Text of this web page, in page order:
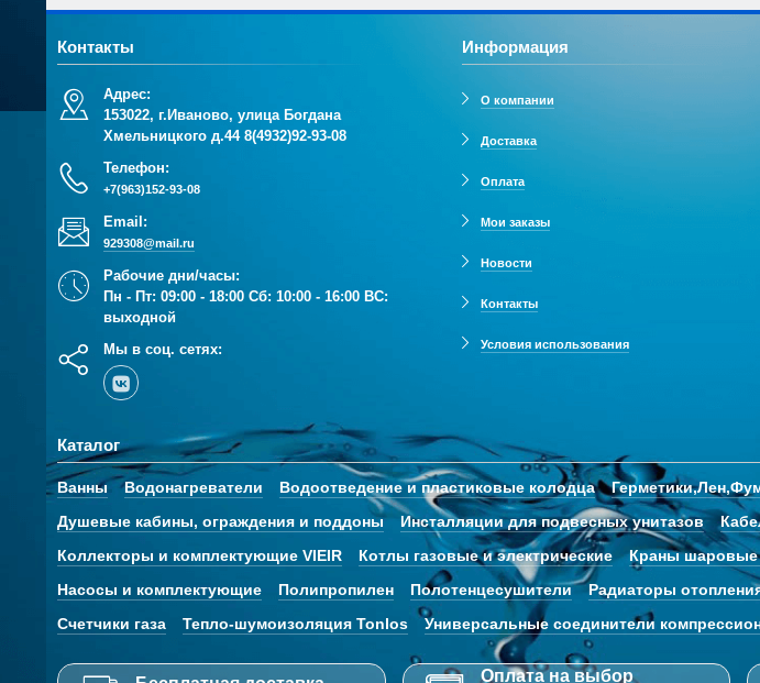
Контакты
Адрес:
153022, г.Иваново, улица Богдана
Хмельницкого д.448(4932)92-93-08
Телефон:
+7(963)152-93-08
Email:
929308@mail.ru
Рабочие дни/часы:
Пн - Пт: 09:00 - 18:00 Сб: 10:00 - 16:00 ВС:
выходной
Мы в соц. сетях:
Информация
О компании
Доставка
Оплата
Мои заказы
Новости
Контакты
Условия использования
Каталог
Ванны Водонагреватели Водоотведение и пластиковые колодца
Душевые кабины, ограждения и поддоны
Инсталляции для подвесных унитазов
Коллекторы и комплектующие VIEIR
Котлы газовые и электрические Краны шаровые
Насосы и комплектующие
Полипропилен Полотенцесушители Радиаторы
Счетчики газа
Тепло-шумоизоляция Tonlos Универсальные соединители
Оплата на выбор